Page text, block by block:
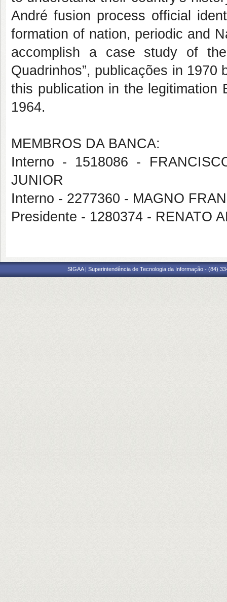
André fusion process official
formation of nation, periodic and
accomplish a case study of
Quadrinhos”, publicações in
this publication in the
1964.
MEMBROS DA BANCA:
Interno - 1518086 -
JUNIOR
Interno - 2277360 - MAGNO
Presidente - 1280374 - RENATO
SIGAA | Superintendência de Tecnologia da Informação - (84)